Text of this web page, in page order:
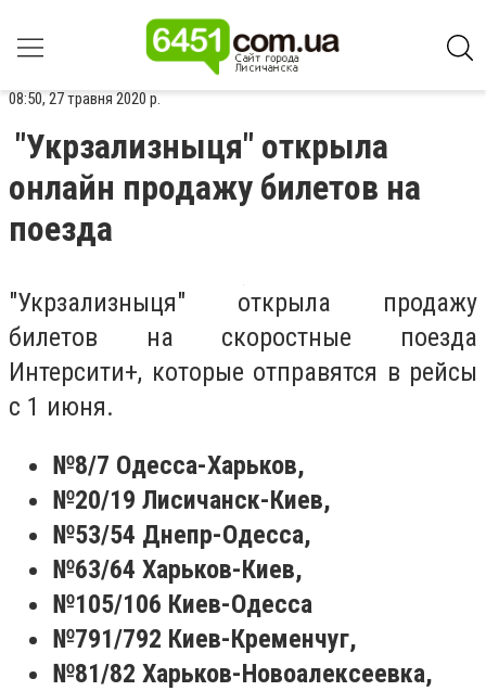
08:50, 27 травня 2020 р.
"Укрзализныця" открыла
онлайн продажу билетов на
поезда
"Укрзализныця" открыла продажу
билетов на скоростные поезда
Интерсити+, которые отправятся в рейсы
с 1 июня.
№8/7 Одесса-Харьков,
№20/19 Лисичанск-Киев,
№53/54 Днепр-Одесса,
№63/64 Харьков-Киев,
№105/106 Киев-Одесса
№791/792 Киев-Кременчуг,
№81/82 Харьков-Новоалексеевка,